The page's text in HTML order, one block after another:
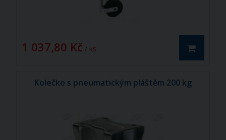
1 037,80 Kč / ks
Kolečko s pneumatickým pláštěm 200 kg